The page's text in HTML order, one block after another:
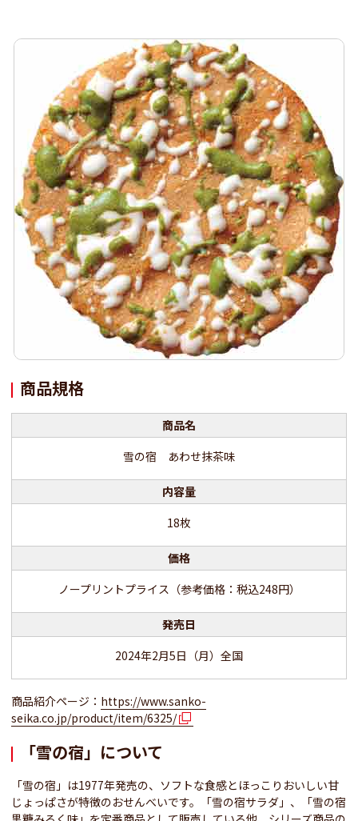
商品規格
商品名
雪の宿 あわせ抹茶味
内容量
18枚
価格
ノープリントプライス（参考価格：税込248円）
発売日
2024年2月5日（月）全国
商品紹介ページ： https://www.sanko-
seika.co.jp/product/item/6325/
「雪の宿」について
「雪の宿」は1977年発売の、ソフトな食感とほっこりおいしい甘
じょっぱさが特徴のおせんべいです。「雪の宿サラダ」、「雪の宿